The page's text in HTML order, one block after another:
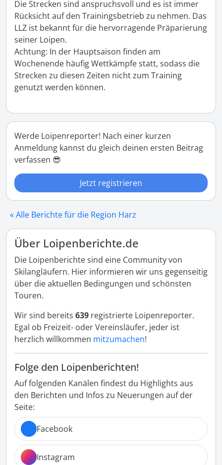
Die Strecken sind anspruchsvoll und es ist immer
Rücksicht auf den Trainingsbetrieb zu nehmen. Das
LLZ ist bekannt für die hervorragende Präparierung
seiner Loipen.
Achtung: In der Hauptsaison finden am
Wochenende häufig Wettkämpfe statt, sodass die
Strecken zu diesen Zeiten nicht zum Training
genutzt werden können.
Werde Loipenreporter! Nach einer kurzen
Anmeldung kannst du gleich deinen ersten Beitrag
verfassen 😎
Jetzt registrieren
« Alle Berichte für die Region Harz
Über Loipenberichte.de
Die Loipenberichte sind eine Community von
Skilangläufern. Hier informieren wir uns gegenseitig
über die aktuellen Bedingungen und schönsten
Touren.
Wir sind bereits 639 registrierte Loipenreporter.
Egal ob Freizeit- oder Vereinsläufer, jeder ist
herzlich willkommen mitzumachen!
Folge den Loipenberichten!
Auf folgenden Kanälen findest du Highlights aus
den Berichten und Infos zu Neuerungen auf der
Seite:
Facebook
Instagram